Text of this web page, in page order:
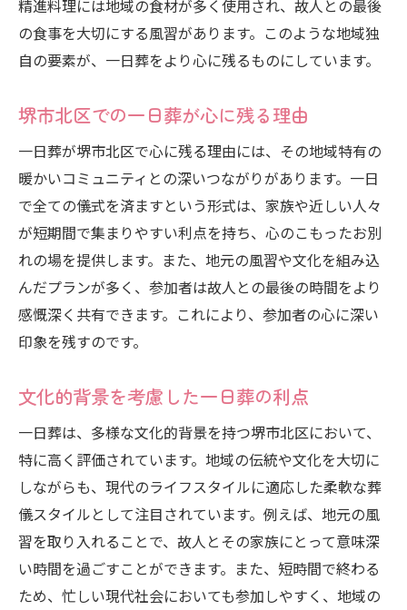
精進料理には地域の食材が多く使用され、故人との最後
の食事を大切にする風習があります。このような地域独
自の要素が、一日葬をより心に残るものにしています。
堺市北区での一日葬が心に残る理由
一日葬が堺市北区で心に残る理由には、その地域特有の
暖かいコミュニティとの深いつながりがあります。一日
で全ての儀式を済ますという形式は、家族や近しい人々
が短期間で集まりやすい利点を持ち、心のこもったお別
れの場を提供します。また、地元の風習や文化を組み込
んだプランが多く、参加者は故人との最後の時間をより
感慨深く共有できます。これにより、参加者の心に深い
印象を残すのです。
文化的背景を考慮した一日葬の利点
一日葬は、多様な文化的背景を持つ堺市北区において、
特に高く評価されています。地域の伝統や文化を大切に
しながらも、現代のライフスタイルに適応した柔軟な葬
儀スタイルとして注目されています。例えば、地元の風
習を取り入れることで、故人とその家族にとって意味深
い時間を過ごすことができます。また、短時間で終わる
ため、忙しい現代社会においても参加しやすく、地域の